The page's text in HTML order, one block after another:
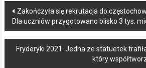
Post
navigation
Zakończyła się rekrutacja do
Dla uczniów przygotowano blisko 3 tys.
Fryderyki 2021. Jedna ze statuetek
który